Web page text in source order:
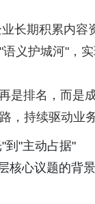
长期积累内
义护城河"，
是排名，而是
，持续驱动业
到"主动占据"
核心议题的背